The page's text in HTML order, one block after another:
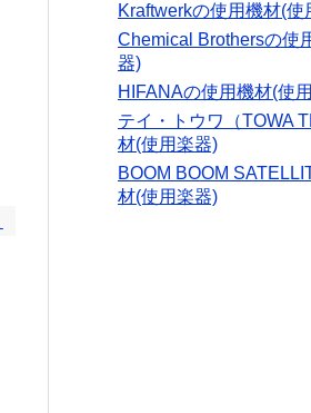
Kraftwerkの使用機材(使
Chemical Brothersの使
器)
HIFANAの使用機材(使
テイ・トウワ（TOWA
材(使用楽器)
BOOM BOOM
材(使用楽器)